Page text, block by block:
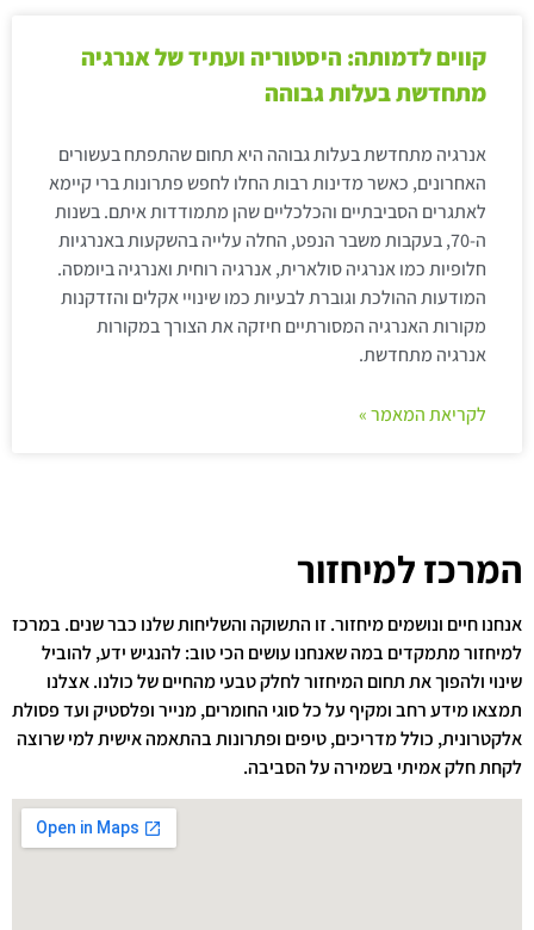
קווים לדמותה: היסטוריה ועתיד של אנרגיה
מתחדשת בעלות גבוהה
אנרגיה מתחדשת בעלות גבוהה היא תחום שהתפתח בעשורים
האחרונים, כאשר מדינות רבות החלו לחפש פתרונות ברי קיימא
לאתגרים הסביבתיים והכלכליים שהן מתמודדות איתם. בשנות
ה-70, בעקבות משבר הנפט, החלה עלייה בהשקעות באנרגיות
חלופיות כמו אנרגיה סולארית, אנרגיה רוחית ואנרגיה ביומסה.
המודעות ההולכת וגוברת לבעיות כמו שינויי אקלים והזדקנות
מקורות האנרגיה המסורתיים חיזקה את הצורך במקורות
אנרגיה מתחדשת.
לקריאת המאמר »
המרכז למיחזור
אנחנו חיים ונושמים מיחזור. זו התשוקה והשליחות שלנו כבר שנים. במרכז
למיחזור מתמקדים במה שאנחנו עושים הכי טוב: להנגיש ידע, להוביל
שינוי ולהפוך את תחום המיחזור לחלק טבעי מהחיים של כולנו. אצלנו
תמצאו מידע רחב ומקיף על כל סוגי החומרים, מנייר ופלסטיק ועד פסולת
אלקטרונית, כולל מדריכים, טיפים ופתרונות בהתאמה אישית למי שרוצה
לקחת חלק אמיתי בשמירה על הסביבה.